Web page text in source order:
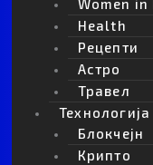
Health
Рецепти
Астро
Травел
Технологија
Блокчејн
Крипто